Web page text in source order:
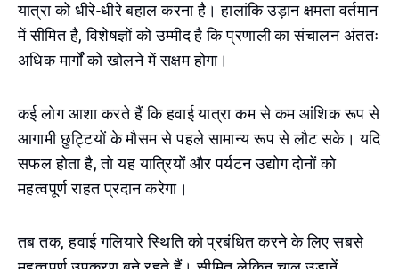
यात्रा को धीरे-धीरे बहाल करना है। हालांकि उड़ान क्षमता वर्तमान
में सीमित है, विशेषज्ञों को उम्मीद है कि प्रणाली का संचालन अंततः
अधिक मार्गों को खोलने में सक्षम होगा।
कई लोग आशा करते हैं कि हवाई यात्रा कम से कम आंशिक रूप से
आगामी छुट्टियों के मौसम से पहले सामान्य रूप से लौट सके। यदि
सफल होता है, तो यह यात्रियों और पर्यटन उद्योग दोनों को
महत्वपूर्ण राहत प्रदान करेगा।
तब तक, हवाई गलियारे स्थिति को प्रबंधित करने के लिए सबसे